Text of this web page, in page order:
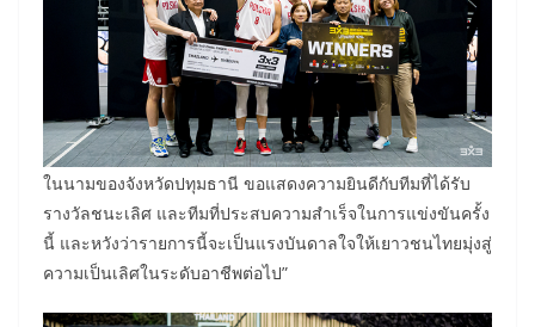
ในนามของจังหวัดปทุมธานี ขอแสดงความยินดีกับทีมที่ได้รับ
รางวัลชนะเลิศ และทีมที่ประสบความสำเร็จในการแข่งขันครั้ง
นี้ และหวังว่ารายการนี้จะเป็นแรงบันดาลใจให้เยาวชนไทยมุ่งสู่
ความเป็นเลิศในระดับอาชีพต่อไป”